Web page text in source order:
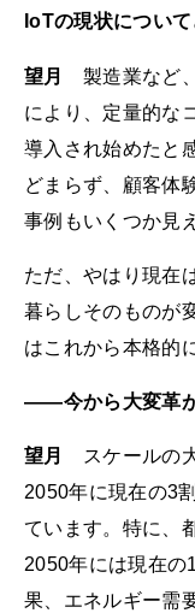
IoTの現状につい
望月
製造業など
により、定量的な
導入され始めたと
どまらず、顧客体
事例もいくつか見
ただ、やはり現在
暮らしそのものが
はこれから本格的
――今から大変革が
望月
スケールの
2050年に現在の3
ています。特に、
2050年には現在の
果、エネルギー需